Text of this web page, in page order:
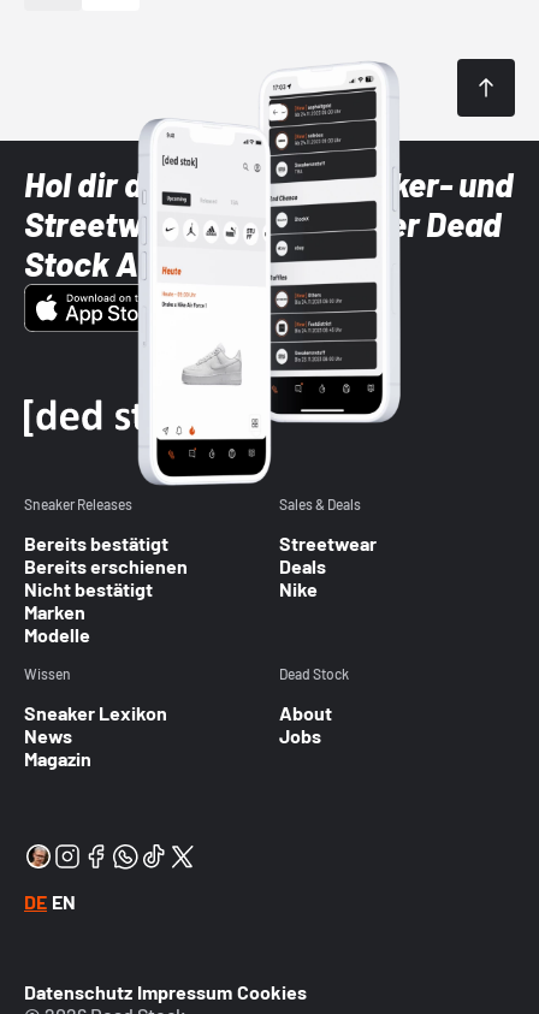
Hol dir die neuesten Sneaker- und
Streetwear-Brands mit der Dead
Stock App
Sneaker Releases
Bereits bestätigt
Bereits erschienen
Nicht bestätigt
Marken
Modelle
Sales & Deals
Streetwear
Deals
Nike
Wissen
Sneaker Lexikon
News
Magazin
Dead Stock
About
Jobs
DE EN
Datenschutz Impressum Cookies